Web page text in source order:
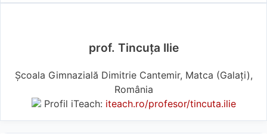
prof. Tincuța Ilie
Școala Gimnazială Dimitrie Cantemir, Matca (Galaţi),
România
Profil iTeach: iteach.ro/profesor/tincuta.ilie